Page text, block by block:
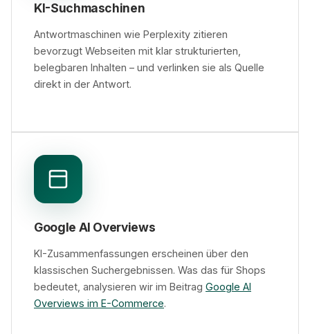
KI-Suchmaschinen
Antwortmaschinen wie Perplexity zitieren
bevorzugt Webseiten mit klar strukturierten,
belegbaren Inhalten – und verlinken sie als Quelle
direkt in der Antwort.
Google AI Overviews
KI-Zusammenfassungen erscheinen über den
klassischen Suchergebnissen. Was das für Shops
bedeutet, analysieren wir im Beitrag Google AI
Overviews im E-Commerce.